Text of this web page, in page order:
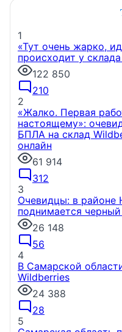
1
«Тут очень жарко,
происходит у
122 850
210
2
«Жалко. Первая
настоящему»:
БПЛА на склад
онлайн
61 914
312
3
Очевидцы: в районе
поднимается
26 148
56
4
В Самарской
Wildberries
24 388
28
5